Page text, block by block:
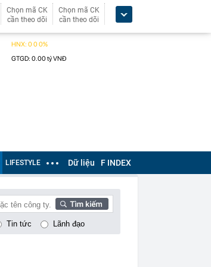
Chọn mã CK
cần theo dõi
Chọn mã CK
cần theo dõi
LIFESTYLE Dữ liệu F INDEX
Tin tức Lãnh đạo